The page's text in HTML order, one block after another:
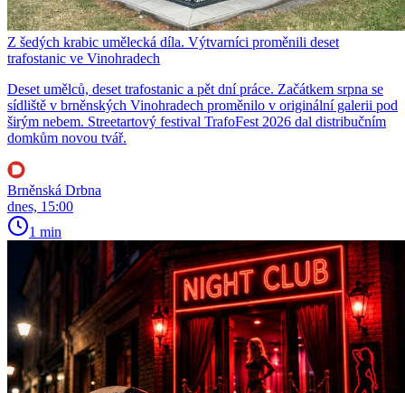
Z šedých krabic umělecká díla. Výtvarníci proměnili deset
trafostanic ve Vinohradech
Deset umělců, deset trafostanic a pět dní práce. Začátkem srpna se
sídliště v brněnských Vinohradech proměnilo v originální galerii pod
širým nebem. Streetartový festival TrafoFest 2026 dal distribučním
domkům novou tvář.
Brněnská Drbna
dnes, 15:00
1 min